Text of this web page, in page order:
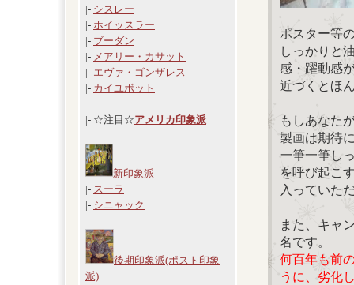
|- シスレー
|- ホイッスラー
|- ブーダン
|- メアリー・カサット
|- エヴァ・ゴンザレス
|- カイユボット
|- ☆注目☆アメリカ印象派
新印象派
|- スーラ
|- シニャック
後期印象派(ポスト印象
派)
ポスター等
しっかりと
感・躍動感
近づくとほ
もしあなた
製画は期待
一筆一筆し
を呼び起こ
入っていた
また、キャ
名です。
何百年も前
うに、劣化